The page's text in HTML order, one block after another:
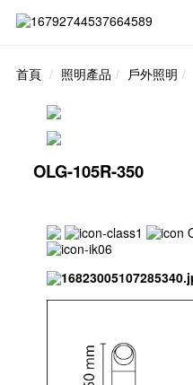
首頁 照明產品 戶外照明
OLG-105R-350